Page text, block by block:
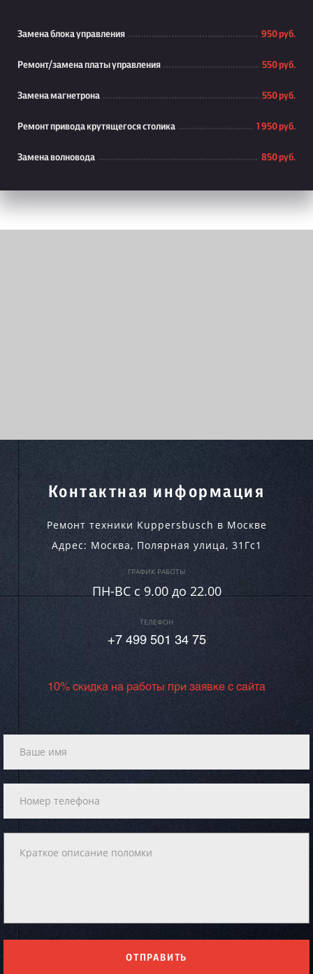
Замена блока управления 950 руб.
Ремонт/замена платы управления 550 руб.
Замена магнетрона 550 руб.
Ремонт привода крутящегося столика 1 950 руб.
Замена волновода 850 руб.
Контактная информация
Ремонт техники Kuppersbusch в Москве
Адрес: Москва, Полярная улица, 31Гс1
ГРАФИК РАБОТЫ
ПН-ВC c 9.00 до 22.00
ТЕЛЕФОН
+7 499 501 34 75
10% скидка на работы при заявке с сайта
ОТПРАВИТЬ